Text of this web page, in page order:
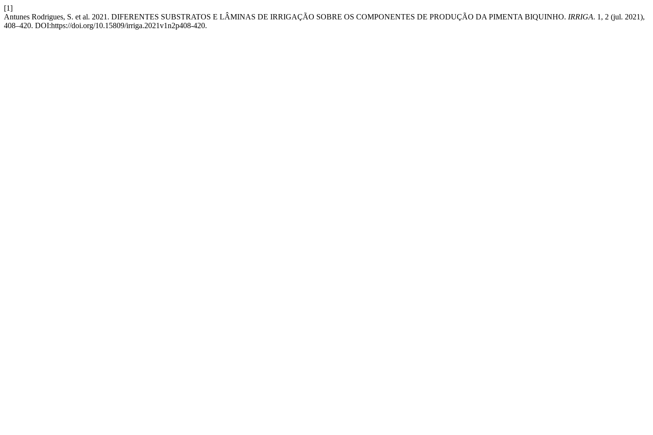
[1]
Antunes Rodrigues, S. et al. 2021. DIFERENTES SUBSTRATOS E LÂMINAS DE IRRIGAÇÃO SOBRE OS COMPONENTES DE PRODUÇÃO DA PIMENTA BIQUINHO. IRRIGA. 1, 2 (jul. 2021),
408–420. DOI:https://doi.org/10.15809/irriga.2021v1n2p408-420.